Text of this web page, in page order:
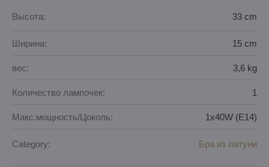
Высота: 33 cm
Ширина: 15 cm
вес: 3,6 kg
Количество лампочек: 1
Макс.мощность/Цоколь: 1x40W (E14)
Category: Бра из латуни